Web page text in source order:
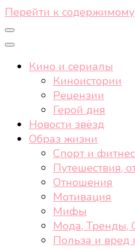
Перейти к содержимому
Кино и сериалы
Киноистории
Рецензии
Герой дня
Новости звёзд
Образ жизни
Спорт и фитнес
Путешествия,
Отношения
Мотивация
Мифы
Мода, Тренды,
Польза и вред